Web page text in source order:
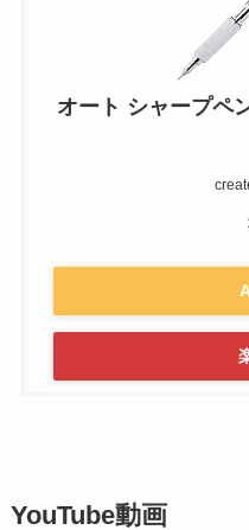
オート シャープペ
YouTube動画